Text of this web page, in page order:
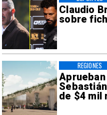
Claudio
sobre
de $4 mil
REGIONES